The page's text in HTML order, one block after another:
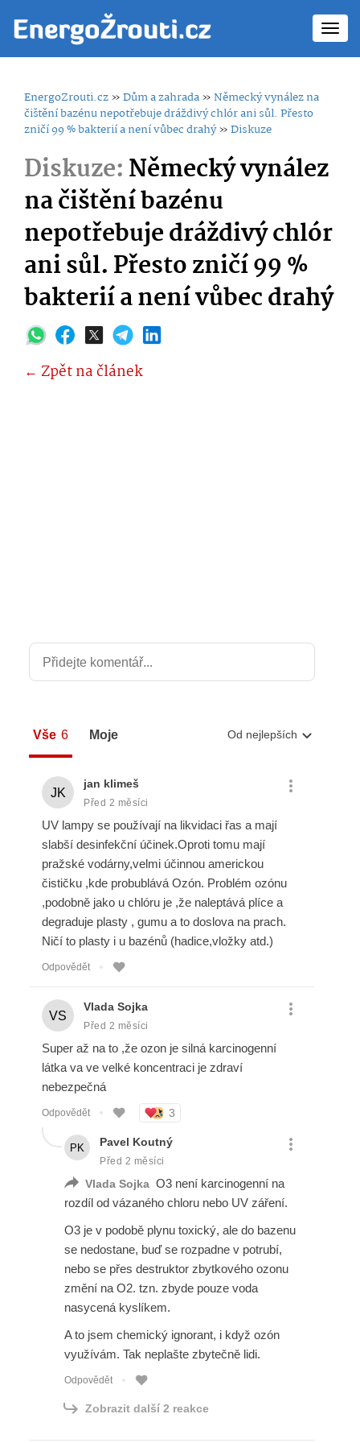
EnergoZrouti.cz»Dům a zahrada»Německý vynález na
čištění bazénu nepotřebuje dráždivý chlór ani sůl. Přesto
zničí 99 % bakterií a není vůbec drahý»Diskuze
Diskuze:Německý vynález
na čištění bazénu
nepotřebuje dráždivý chlór
ani sůl. Přesto zničí 99 %
bakterií a není vůbec drahý
← Zpět na článek